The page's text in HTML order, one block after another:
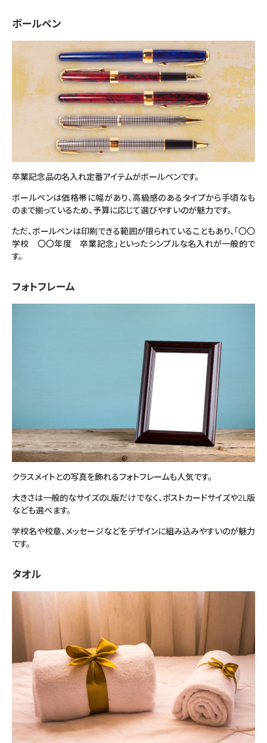
ボールペン
卒業記念品の名入れ定番アイテムがボールペンです。
ボールペンは価格帯に幅があり、高級感のあるタイプから手頃なも
のまで揃っているため、予算に応じて選びやすいのが魅力です。
ただ、ボールペンは印刷できる範囲が限られていることもあり、「〇〇
学校 〇〇年度 卒業記念」といったシンプルな名入れが一般的で
す。
フォトフレーム
クラスメイトとの写真を飾れるフォトフレームも人気です。
大きさは一般的なサイズのL版だけでなく、ポストカードサイズや2L版
なども選べます。
学校名や校章、メッセージなどをデザインに組み込みやすいのが魅力
です。
タオル